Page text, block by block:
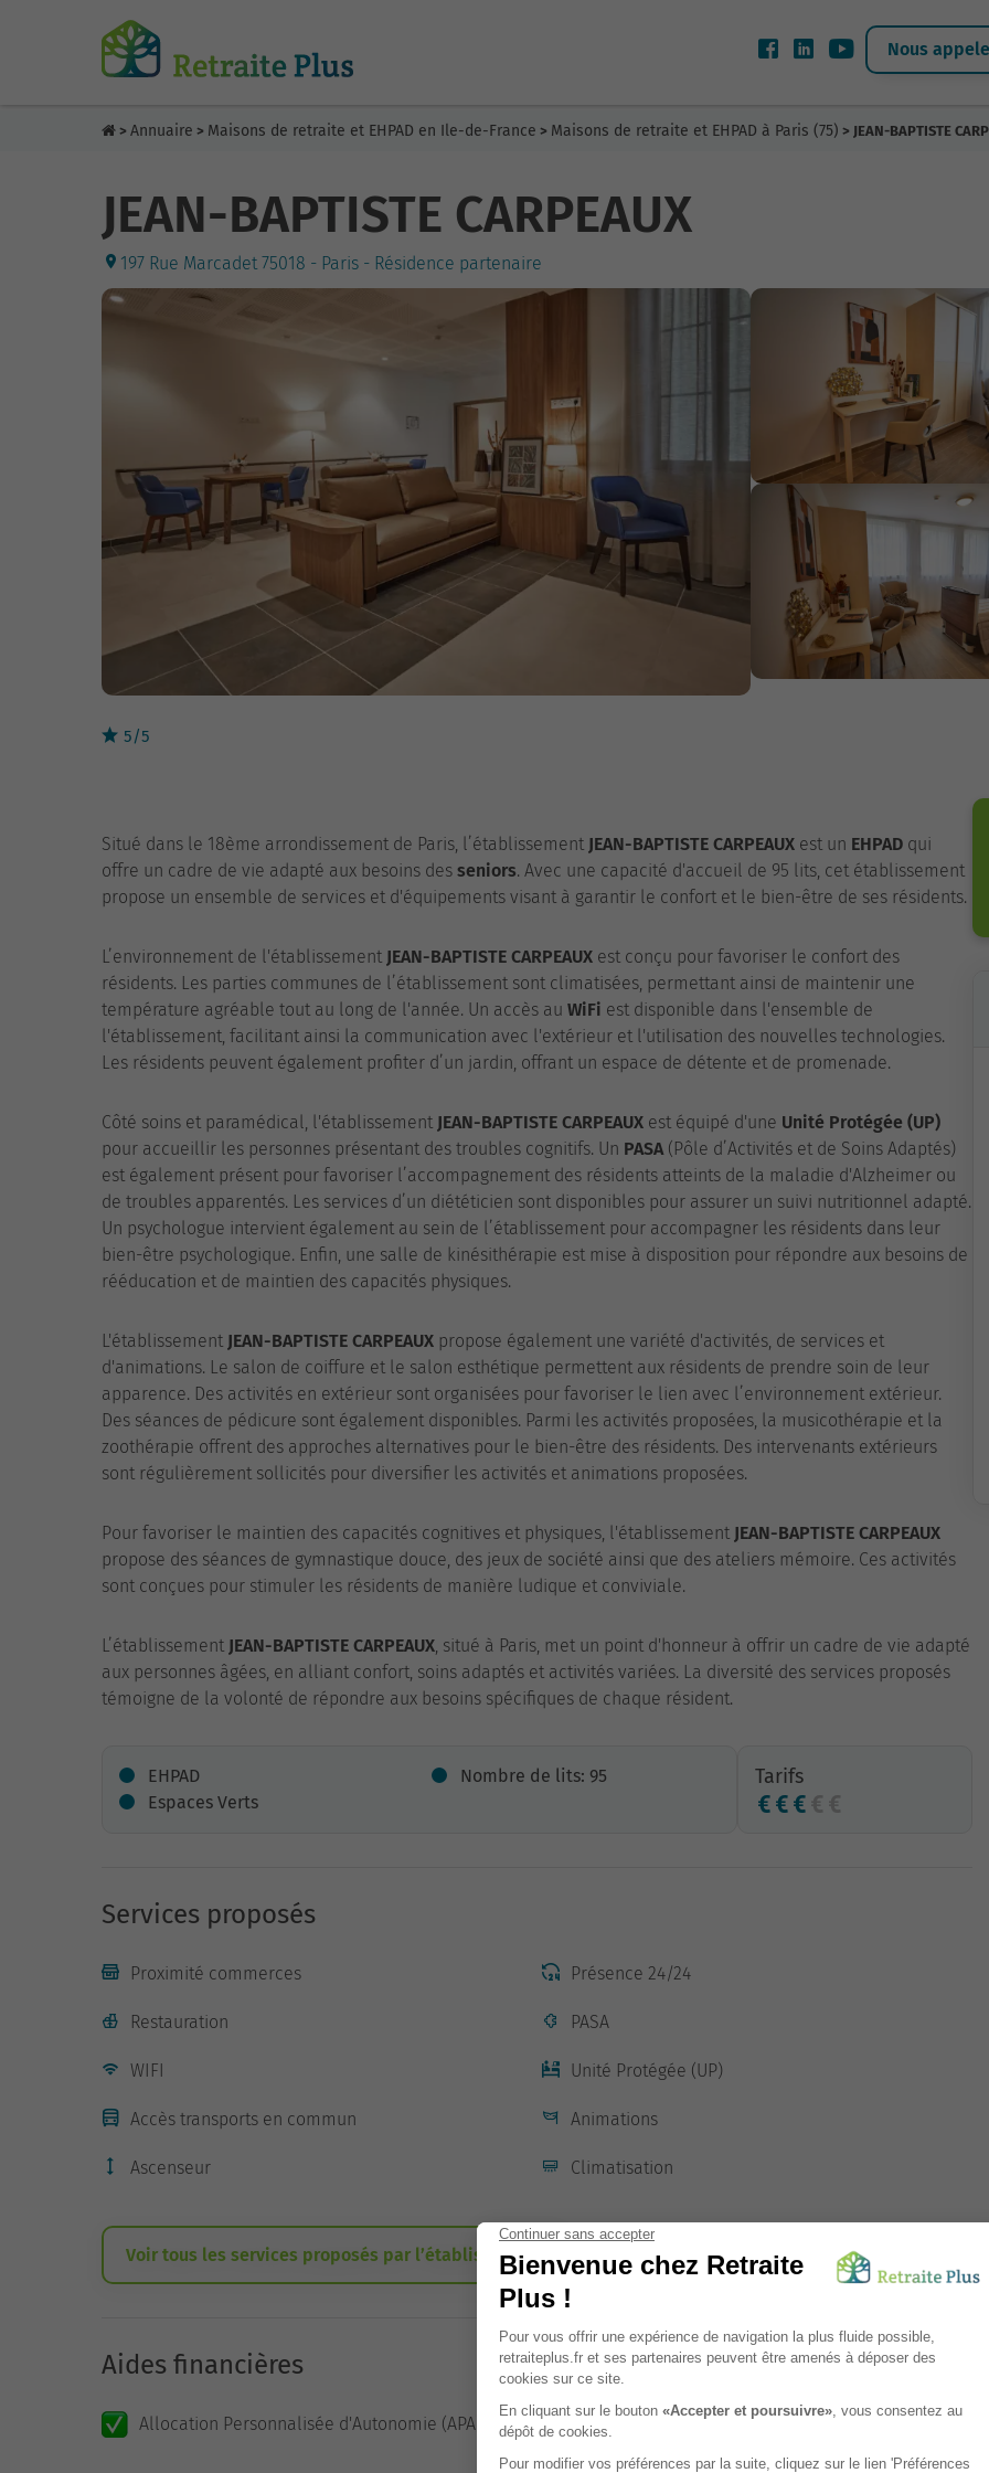
Nous
> Annuaire > Maisons de retraite et EHPAD en Ile-de-France > Maisons de retraite et EHPAD à Paris (75) > JEAN-BAPTISTE
JEAN-BAPTISTE CARPEAUX
197 Rue Marcadet 75018 - Paris - Résidence partenaire
5/5
Situé dans le 18ème arrondissement de Paris, l’établissement JEAN-BAPTISTE CARPEAUX est un EHPAD qui
offre un cadre de vie adapté aux besoins des seniors. Avec une capacité d'accueil de 95 lits, cet établissement
propose un ensemble de services et d'équipements visant à garantir le confort et le bien-être de ses résidents.
L’environnement de l'établissement JEAN-BAPTISTE CARPEAUX est conçu pour favoriser le confort des
résidents. Les parties communes de l’établissement sont climatisées, permettant ainsi de maintenir une
température agréable tout au long de l'année. Un accès au WiFi est disponible dans l'ensemble de
l'établissement, facilitant ainsi la communication avec l'extérieur et l'utilisation des nouvelles technologies.
Les résidents peuvent également profiter d’un jardin, offrant un espace de détente et de promenade.
Côté soins et paramédical, l'établissement JEAN-BAPTISTE CARPEAUX est équipé d'une Unité Protégée (UP)
pour accueillir les personnes présentant des troubles cognitifs. Un PASA(Pôle d’Activités et de Soins Adaptés)
est également présent pour favoriser l’accompagnement des résidents atteints de la maladie d'Alzheimer ou
de troubles apparentés. Les services d’un diététicien sont disponibles pour assurer un suivi nutritionnel adapté.
Un psychologue intervient également au sein de l’établissement pour accompagner les résidents dans leur
bien-être psychologique. Enfin, une salle de kinésithérapie est mise à disposition pour répondre aux besoins de
rééducation et de maintien des capacités physiques.
L'établissement JEAN-BAPTISTE CARPEAUX propose également une variété d'activités, de services et
d'animations. Le salon de coiffure et le salon esthétique permettent aux résidents de prendre soin de leur
apparence. Des activités en extérieur sont organisées pour favoriser le lien avec l’environnement extérieur.
Des séances de pédicure sont également disponibles. Parmi les activités proposées, la musicothérapie et la
zoothérapie offrent des approches alternatives pour le bien-être des résidents. Des intervenants extérieurs
sont régulièrement sollicités pour diversifier les activités et animations proposées.
Pour favoriser le maintien des capacités cognitives et physiques, l'établissement JEAN-BAPTISTE CARPEAUX
propose des séances de gymnastique douce, des jeux de société ainsi que des ateliers mémoire. Ces activités
sont conçues pour stimuler les résidents de manière ludique et conviviale.
L’établissement JEAN-BAPTISTE CARPEAUX, situé à Paris, met un point d'honneur à offrir un cadre de vie adapté
aux personnes âgées, en alliant confort, soins adaptés et activités variées. La diversité des services proposés
témoigne de la volonté de répondre aux besoins spécifiques de chaque résident.
EHPAD
Nombre de lits: 95
Espaces Verts
Tarifs
Services proposés
Proximité commerces Présence 24/24
Restauration PASA
WIFI Unité Protégée (UP)
Accès transports en commun Animations
Ascenseur Climatisation
Voir tous les services proposés par l’établissement
Aides financières
Allocation Personnalisée d'Autonomie (APA)